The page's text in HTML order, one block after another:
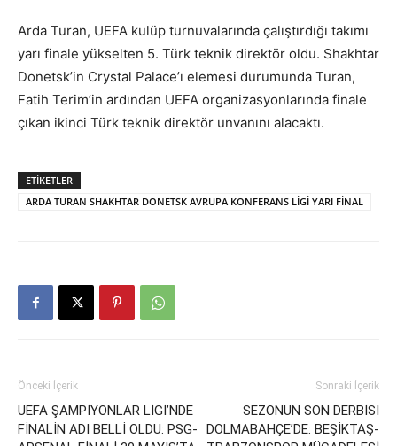
Arda Turan, UEFA kulüp turnuvalarında çalıştırdığı takımı
yarı finale yükselten 5. Türk teknik direktör oldu. Shakhtar
Donetsk’in Crystal Palace’ı elemesi durumunda Turan,
Fatih Terim’in ardından UEFA organizasyonlarında finale
çıkan ikinci Türk teknik direktör unvanını alacaktı.
ETIKETLER
ARDA TURAN SHAKHTAR DONETSK AVRUPA KONFERANS LİGİ YARI FİNAL
Önceki İçerik
UEFA ŞAMPİYONLAR LİGİ’NDE
FİNALİN ADI BELLİ OLDU: PSG-
Sonraki İçerik
SEZONUN SON DERBİSİ
DOLMABAHÇE’DE: BEŞİKTAŞ-